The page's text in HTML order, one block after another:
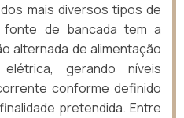
mais diversos tipos de
de bancada tem a
alternada de alimentação
gerando níveis
conforme definido
pretendida. Entre